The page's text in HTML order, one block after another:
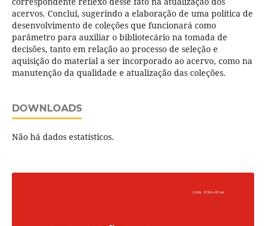
acervos. Conclui, sugerindo a elaboração de uma política de
desenvolvimento de coleções que funcionará como
parâmetro para auxiliar o bibliotecário na tomada de
decisões, tanto em relação ao processo de seleção e
aquisição do material a ser incorporado ao acervo, como na
manutenção da qualidade e atualização das coleções.
DOWNLOADS
Não há dados estatísticos.